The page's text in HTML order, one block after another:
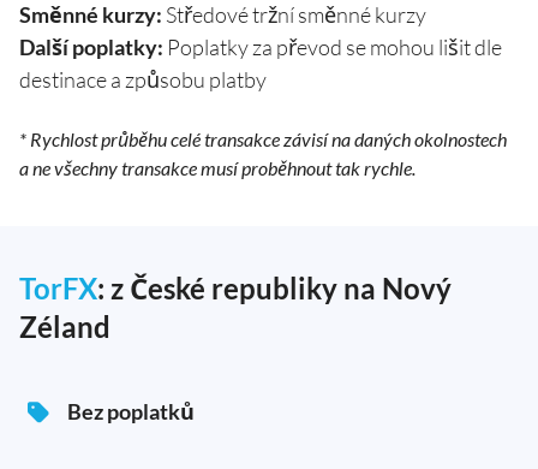
Směnné kurzy: Středové tržní směnné kurzy
Další poplatky: Poplatky za převod se mohou lišit dle
destinace a způsobu platby
* Rychlost průběhu celé transakce závisí na daných okolnostech
a ne všechny transakce musí proběhnout tak rychle.
TorFX: z České republiky na Nový
Zéland
Bez poplatků